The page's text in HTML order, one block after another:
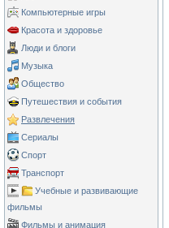
Компьютерные игры
Красота и здоровье
Люди и блоги
Музыка
Общество
Путешествия и события
Развлечения
Сериалы
Спорт
Транспорт
Учебные и развивающие
фильмы
Фильмы и анимация